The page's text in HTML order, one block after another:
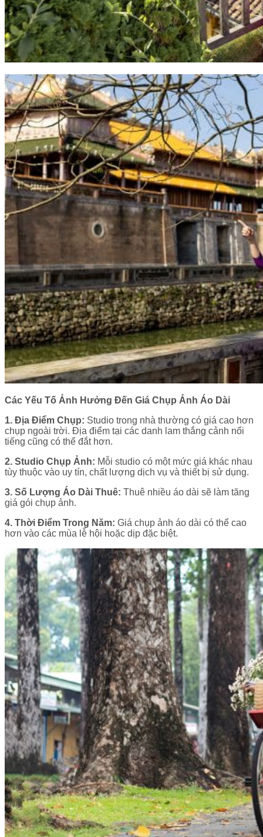
Các Yếu Tố Ảnh Hưởng Đến Giá Chụp Ảnh Áo Dài
1. Địa Điểm Chụp: Studio trong nhà thường có giá cao hơn
chụp ngoài trời. Địa điểm tại các danh lam thắng cảnh nổi
tiếng cũng có thể đắt hơn.
2. Studio Chụp Ảnh: Mỗi studio có một mức giá khác nhau
tùy thuộc vào uy tín, chất lượng dịch vụ và thiết bị sử dụng.
3. Số Lượng Áo Dài Thuê: Thuê nhiều áo dài sẽ làm tăng
giá gói chụp ảnh.
4. Thời Điểm Trong Năm: Giá chụp ảnh áo dài có thể cao
hơn vào các mùa lễ hội hoặc dịp đặc biệt.